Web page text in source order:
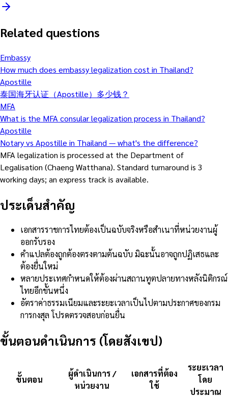
Related questions
Embassy
How much does embassy legalization cost in Thailand?
Apostille
泰国海牙认证（Apostille）多少钱？
MFA
What is the MFA consular legalization process in Thailand?
Apostille
Notary vs Apostille in Thailand — what's the difference?
MFA legalization is processed at the Department of
Legalisation (Chaeng Watthana). Standard turnaround is 3
working days; an express track is available.
ประเด็นสำคัญ
เอกสารราชการไทยต้องเป็นฉบับจริงหรือสำเนาที่หน่วยงานผู้
ออกรับรอง
คำแปลต้องถูกต้องตรงตามต้นฉบับ มิฉะนั้นอาจถูกปฏิเสธและ
ต้องยื่นใหม่
หลายประเทศกำหนดให้ต้องผ่านสถานทูตปลายทางหลังนิติกรณ์
ไทยอีกขั้นหนึ่ง
อัตราค่าธรรมเนียมและระยะเวลาเป็นไปตามประกาศของกรม
การกงสุล โปรดตรวจสอบก่อนยื่น
ขั้นตอนดำเนินการ (โดยสังเขป)
ขั้นตอน
ผู้ดำเนินการ /
หน่วยงาน
เอกสารที่ต้อง
ใช้
ระยะเวลา
โดย
ประมาณ